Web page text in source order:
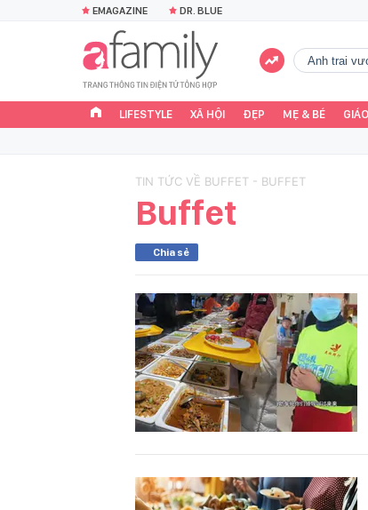
EMAGAZINE DR. BLUE
Anh trai
LIFESTYLE XÃ HỘI ĐẸP MẸ & BÉ
TIN TỨC VỀ BUFFET - BUFFET
Buffet
Chia sẻ